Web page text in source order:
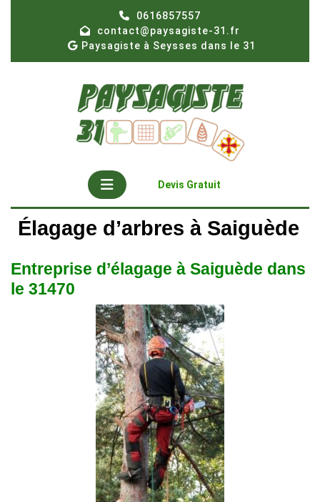
0616857557
contact@paysagiste-31.fr
Paysagiste à Seysses dans le 31
Open
Button
Devis Gratuit
Élagage d’arbres à Saiguède
Entreprise d’élagage à Saiguède dans
le 31470